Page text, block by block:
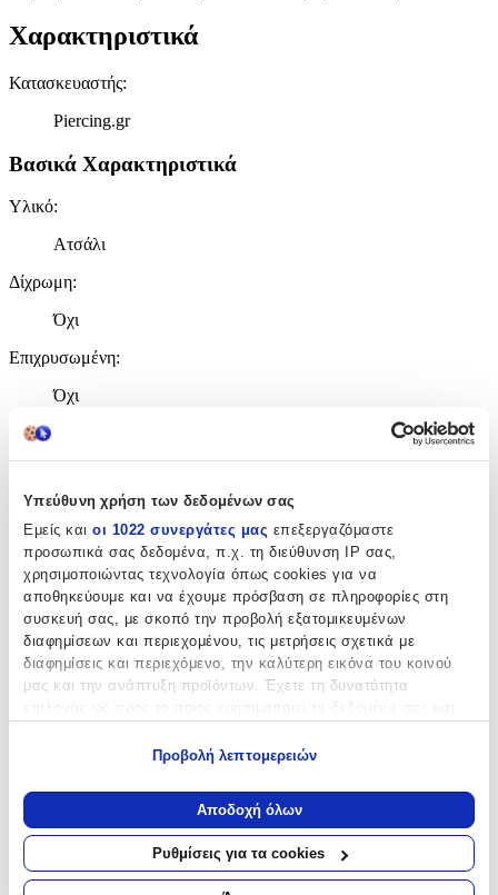
Υπεύθυνη χρήση των δεδομένων σας
Εμείς και οι 1022 συνεργάτες μας επεξεργαζόμαστε
προσωπικά σας δεδομένα, π.χ. τη διεύθυνση IP σας,
χρησιμοποιώντας τεχνολογία όπως cookies για να
αποθηκεύουμε και να έχουμε πρόσβαση σε πληροφορίες στη
συσκευή σας, με σκοπό την προβολή εξατομικευμένων
διαφημίσεων και περιεχομένου, τις μετρήσεις σχετικά με
διαφημίσεις και περιεχόμενο, την καλύτερη εικόνα του κοινού
μας και την ανάπτυξη προϊόντων. Έχετε τη δυνατότητα
Να συλλέξουμε πληροφορίες σχετικά με τη γεωγραφική
σας τοποθεσία, οι οποίες μπορεί να είναι ακριβείς σε
απόσταση μερικών μέτρων
Να αναγνωρίσουμε τη συσκευή σας σαρώνοντας ενεργά
για συγκεκριμένα χαρακτηριστικά (δακτυλικό αποτύπωμα)
Προβολή λεπτομερειών
Αποδοχή όλων
Ρυθμίσεις για τα cookies
Χαρακτηριστικά
Κατασκευαστής:
Piercing.gr
Βασικά Χαρακτηριστικά
Υλικό:
Ατσάλι
Δίχρωμη:
Όχι
Επιχρυσωμένη:
Όχι
Φύλο:
Χρώμα Υλικού:
Λευκό
Λεπτομέρειες
Τύπος
Λαιμού
Πάχος
5
mm